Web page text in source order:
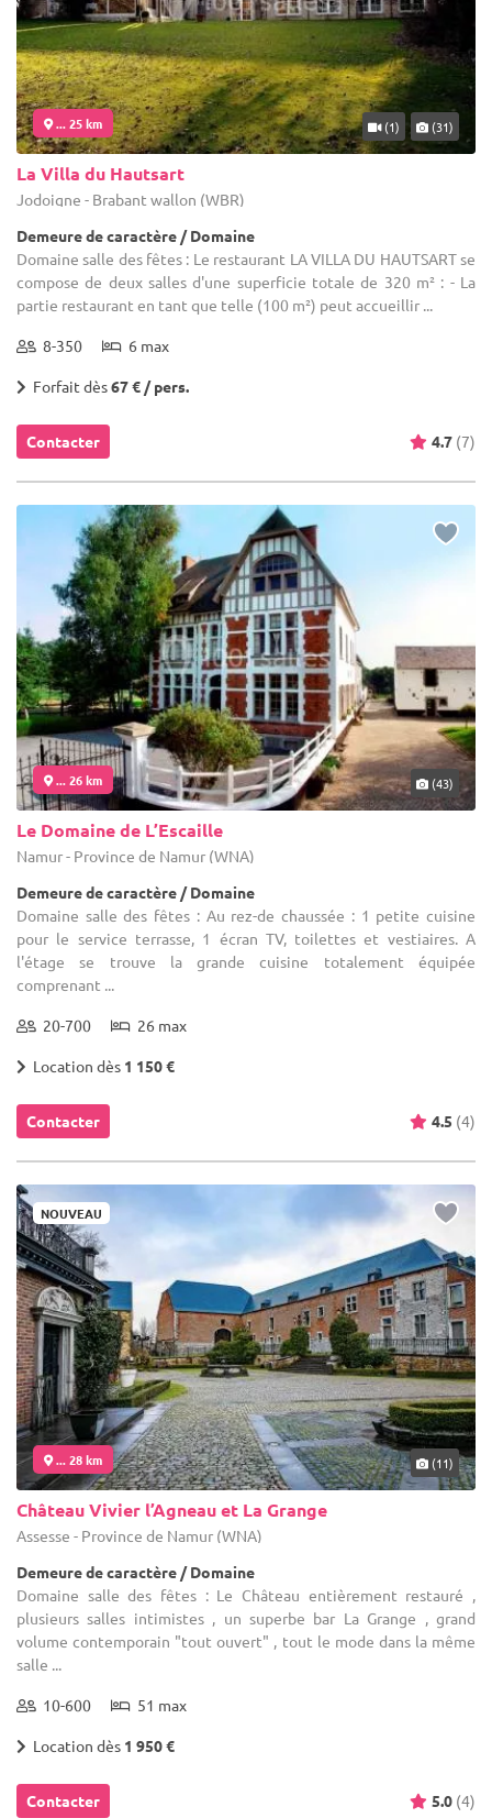
... 25 km (1) (31)
La Villa du Hautsart
Jodoigne - Brabant wallon (WBR)
Demeure de caractère / Domaine
Domaine salle des fêtes : Le restaurant LA VILLA DU HAUTSART se
compose de deux salles d'une superficie totale de 320 m² : - La
partie restaurant en tant que telle (100 m²) peut accueillir ...
8-350 6 max
Forfait dès67 € / pers.
Contacter 4.7 (7)
... 26 km (43)
Le Domaine de L’Escaille
Namur - Province de Namur (WNA)
Demeure de caractère / Domaine
Domaine salle des fêtes : Au rez-de chaussée : 1 petite cuisine
pour le service terrasse, 1 écran TV, toilettes et vestiaires. A
l'étage se trouve la grande cuisine totalement équipée
comprenant ...
20-700 26 max
Location dès 1 150 €
Contacter 4.5 (4)
NOUVEAU
... 28 km (11)
Château Vivier l’Agneau et La Grange
Assesse - Province de Namur (WNA)
Demeure de caractère / Domaine
Domaine salle des fêtes : Le Château entièrement restauré ,
plusieurs salles intimistes , un superbe bar La Grange , grand
volume contemporain "tout ouvert" , tout le mode dans la même
salle ...
10-600 51 max
Location dès 1 950 €
Contacter 5.0 (4)